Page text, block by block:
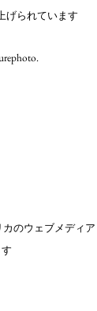
げられています
カのウェブメディア